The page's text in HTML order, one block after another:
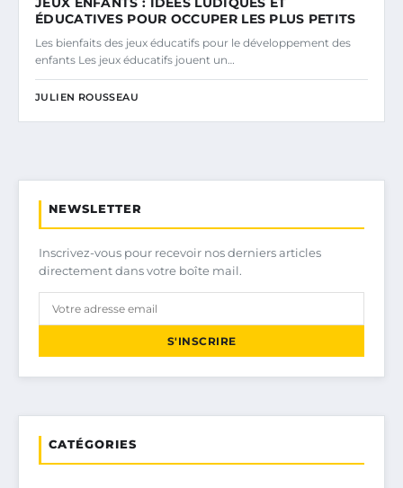
ÉDUCATIVES POUR OCCUPER LES PLUS PETITS
Les bienfaits des jeux éducatifs pour le développement des
enfants Les jeux éducatifs jouent un…
JULIEN ROUSSEAU
NEWSLETTER
Inscrivez-vous pour recevoir nos derniers articles
directement dans votre boîte mail.
S'INSCRIRE
CATÉGORIES